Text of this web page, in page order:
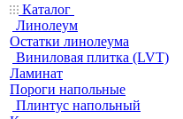
Каталог
Линолеум
Остатки линолеума
Виниловая плитка (LVT)
Ламинат
Пороги напольные
Плинтус напольный